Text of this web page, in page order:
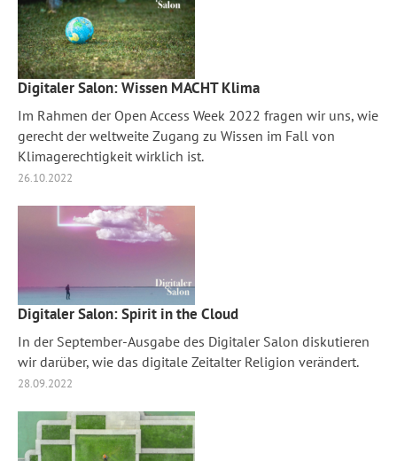
Digitaler Salon: Wissen MACHT Klima
Im Rahmen der Open Access Week 2022 fragen wir uns, wie
gerecht der weltweite Zugang zu Wissen im Fall von
Klimagerechtigkeit wirklich ist.
26.10.2022
Digitaler Salon: Spirit in the Cloud
In der September-Ausgabe des Digitaler Salon diskutieren
wir darüber, wie das digitale Zeitalter Religion verändert.
28.09.2022